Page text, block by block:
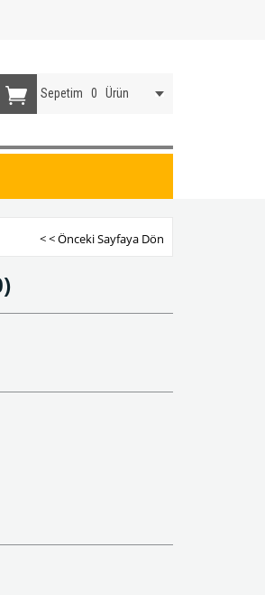
Sepetim 0 Ürün
< < Önceki Sayfaya Dön